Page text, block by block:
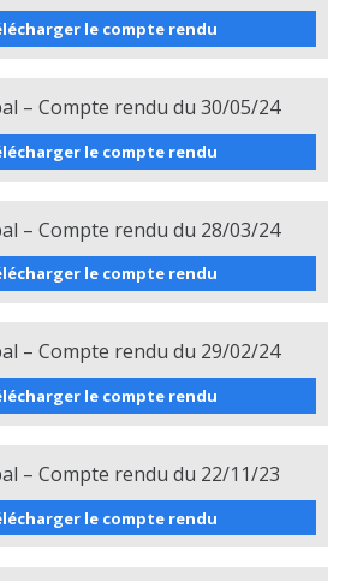
le compte rendu
– Compte rendu du 30/05/24
le compte rendu
– Compte rendu du 28/03/24
le compte rendu
– Compte rendu du 29/02/24
le compte rendu
– Compte rendu du 22/11/23
le compte rendu